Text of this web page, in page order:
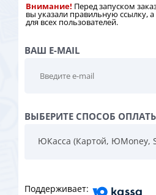
Внимание! Перед запуском
вы указали правильную ссылку,
для всех пользователей.
ВАШ E-MAIL
ВЫБЕРИТЕ СПОСОБ
ЮКасса (Картой, ЮMoney,
Поддерживает: